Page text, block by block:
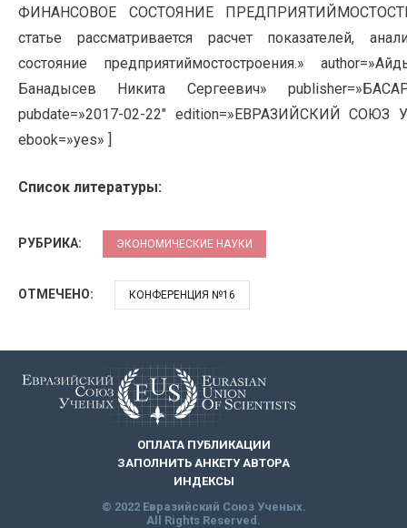
ФИНАНСОВОЕ СОСТОЯНИЕ
статье рассматривается расчет показателей,
состояние предприятиймостостроения.»
Банадысев Никита Сергеевич»
pubdate=»2017-02-22″ edition=»ЕВРАЗИЙСКИЙ СОЮЗ
ebook=»yes» ]
Список литературы:
РУБРИКА: ЭКОНОМИЧЕСКИЕ НАУКИ
ОТМЕЧЕНО: КОНФЕРЕНЦИЯ №16
ОПЛАТА ПУБЛИКАЦИИ
ЗАПОЛНИТЬ АНКЕТУ АВТОРА
ИНДЕКСЫ
© 2022 Евразийский Союз Ученых.
All Rights Reserved.